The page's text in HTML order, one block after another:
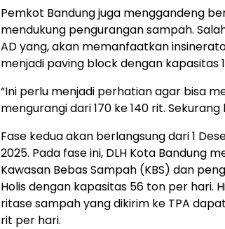
Pemkot Bandung juga menggandeng
mendukung pengurangan sampah.
AD yang, akan memanfaatkan
menjadi paving block dengan kapasitas
“Ini perlu menjadi perhatian agar bisa
mengurangi dari 170 ke 140 rit.
Fase kedua akan berlangsung dari 1
2025. Pada fase ini, DLH Kota Bandung
Kawasan Bebas Sampah (KBS) dan
Holis dengan kapasitas 56 ton per hari.
ritase sampah yang dikirim ke TPA
rit per hari.